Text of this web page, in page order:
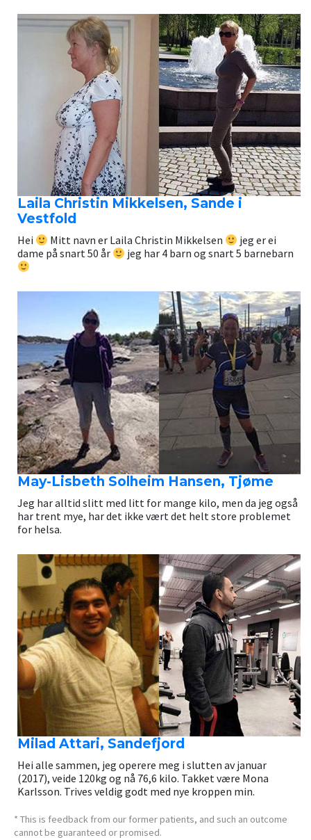
Laila Christin Mikkelsen, Sande i
Vestfold
Hei Mitt navn er Laila Christin Mikkelsen
jeg er ei
dame på snart 50 år
jeg har 4 barn og snart 5 barnebarn
May-Lisbeth Solheim Hansen, Tjøme
Jeg har alltid slitt med litt for mange kilo, men da jeg også
har trent mye, har det ikke vært det helt store problemet
for helsa.
Milad Attari, Sandefjord
Hei alle sammen, jeg operere meg i slutten av januar
(2017), veide 120kg og nå 76,6 kilo. Takket være Mona
Karlsson. Trives veldig godt med nye kroppen min.
* This is feedback from our former patients, and such an outcome
cannot be guaranteed or promised.